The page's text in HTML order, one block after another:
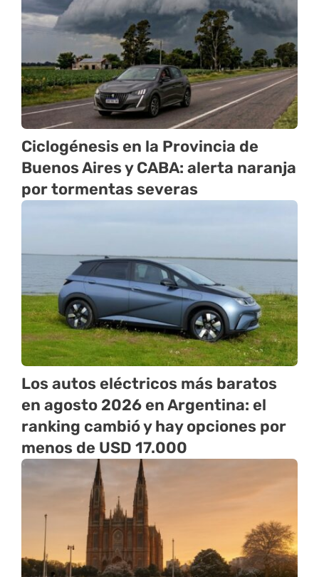
Ciclogénesis en la Provincia de
Buenos Aires y CABA: alerta naranja
por tormentas severas
Los autos eléctricos más baratos
en agosto 2026 en Argentina: el
ranking cambió y hay opciones por
menos de USD 17.000